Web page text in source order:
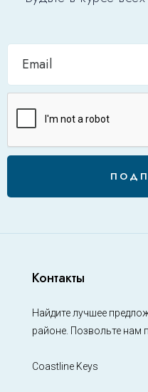
Контакты
Найдите лучшее
районе. Позвольте нам
Coastline Keys